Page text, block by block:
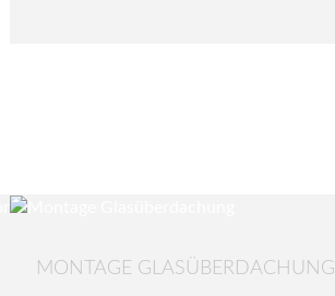
MONTAGE GLASÜBERDACHUNG